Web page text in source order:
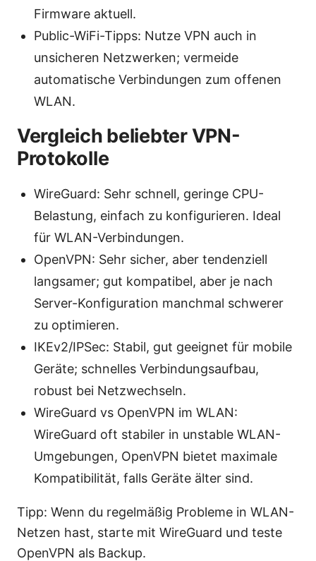
Firmware aktuell.
Public-WiFi-Tipps: Nutze VPN auch in
unsicheren Netzwerken; vermeide
automatische Verbindungen zum offenen
WLAN.
Vergleich beliebter VPN-
Protokolle
WireGuard: Sehr schnell, geringe CPU-
Belastung, einfach zu konfigurieren. Ideal
für WLAN-Verbindungen.
OpenVPN: Sehr sicher, aber tendenziell
langsamer; gut kompatibel, aber je nach
Server-Konfiguration manchmal schwerer
zu optimieren.
IKEv2/IPSec: Stabil, gut geeignet für mobile
Geräte; schnelles Verbindungsaufbau,
robust bei Netzwechseln.
WireGuard vs OpenVPN im WLAN:
WireGuard oft stabiler in unstable WLAN-
Umgebungen, OpenVPN bietet maximale
Kompatibilität, falls Geräte älter sind.
Tipp: Wenn du regelmäßig Probleme in WLAN-
Netzen hast, starte mit WireGuard und teste
OpenVPN als Backup.